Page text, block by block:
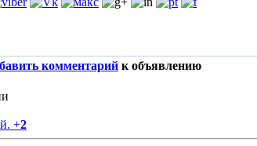
комментарий к объявлению
+2